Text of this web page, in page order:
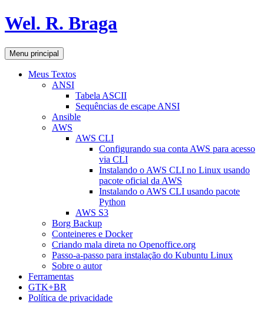
Pular
para
conteúdo
Wel. R. Braga
Pesquisar
Menu principal
Meus Textos
ANSI
Tabela ASCII
Sequências de escape ANSI
Ansible
AWS
AWS CLI
Configurando sua conta AWS para acesso
via CLI
Instalando o AWS CLI no Linux usando
pacote oficial da AWS
Instalando o AWS CLI usando pacote
Python
AWS S3
Borg Backup
Conteineres e Docker
Criando mala direta no Openoffice.org
Passo-a-passo para instalação do Kubuntu Linux
Sobre o autor
Ferramentas
GTK+BR
Política de privacidade